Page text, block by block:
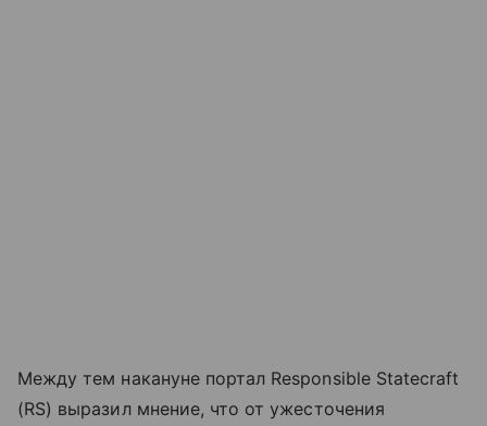
Между тем накануне портал Responsible Statecraft
(RS) выразил мнение, что от ужесточения